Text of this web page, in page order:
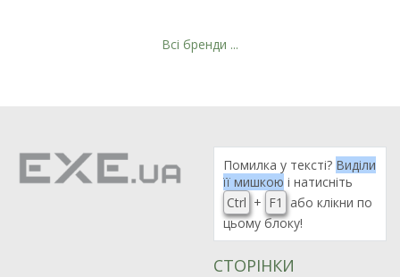
19
Всі бренди ...
Помилка у тексті? Виділи
її мишкою і натисніть
Ctrl + F1
або клікни по
цьому блоку!
СТОРІНКИ